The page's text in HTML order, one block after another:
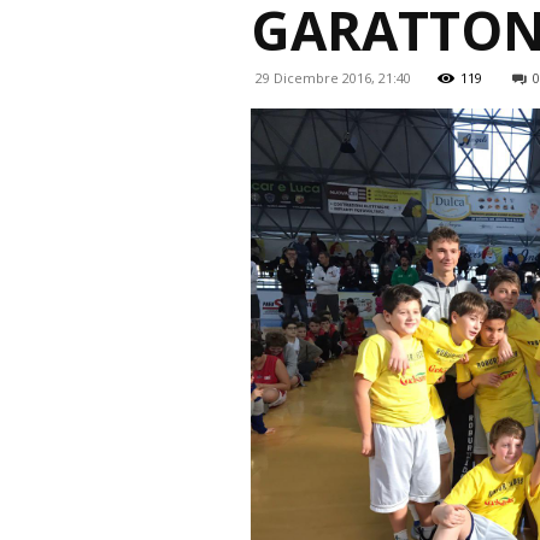
29 Dicembre 2016, 21:40 119 0